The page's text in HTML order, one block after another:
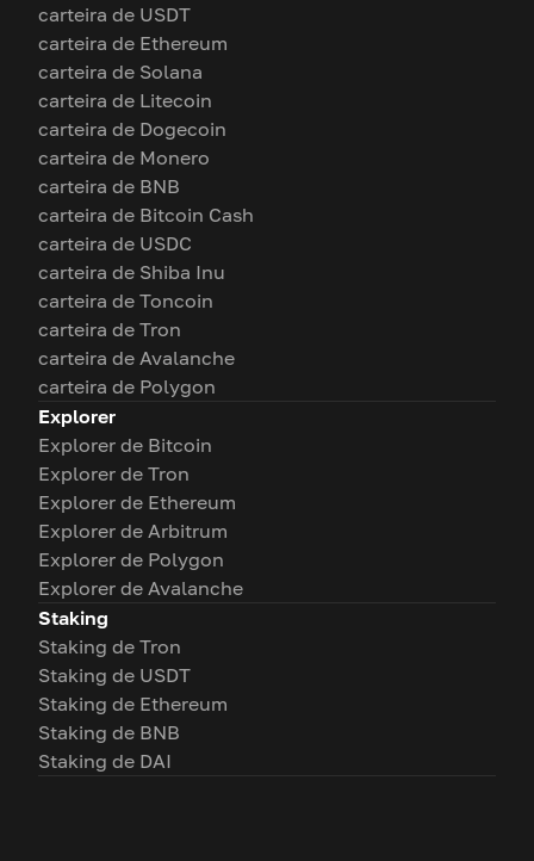
carteira de USDT
carteira de Ethereum
carteira de Solana
carteira de Litecoin
carteira de Dogecoin
carteira de Monero
carteira de BNB
carteira de Bitcoin Cash
carteira de USDC
carteira de Shiba Inu
carteira de Toncoin
carteira de Tron
carteira de Avalanche
carteira de Polygon
Explorer
Explorer de Bitcoin
Explorer de Tron
Explorer de Ethereum
Explorer de Arbitrum
Explorer de Polygon
Explorer de Avalanche
Staking
Staking de Tron
Staking de USDT
Staking de Ethereum
Staking de BNB
Staking de DAI